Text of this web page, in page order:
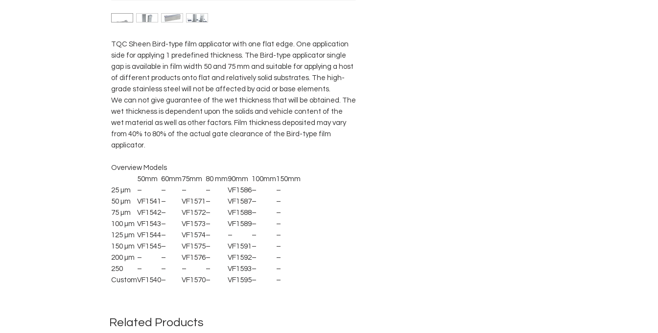
TQC Sheen Bird-type film applicator with one flat edge. One application
side for applying 1 predefined thickness. The Bird-type applicator single
gap is available in film width 50 and 75 mm and suitable for applying a host
of different products onto flat and relatively solid substrates. The high-
grade stainless steel will not be affected by acid or base elements.
We can not give guarantee of the wet thickness that will be obtained. The
wet thickness is dependent upon the solids and vehicle content of the
wet material as well as other factors. Film thickness deposited may vary
from 40% to 80% of the actual gate clearance of the Bird-type film
applicator.
Overview Models
50mm 60mm75mm 80 mm90mm 100mm150mm
25 µm
– – – – VF1586–
–
50 µm
VF1541 – VF1571 – VF1587–
–
75 µm
VF1542– VF1572– VF1588–
–
100 µm VF1543– VF1573– VF1589–
–
125 µm VF1544– VF1574– – –
–
150 µm VF1545– VF1575– VF1591 –
–
200 µm – – VF1576– VF1592–
–
250
– – – – VF1593–
–
CustomVF1540– VF1570– VF1595– –
Related Products